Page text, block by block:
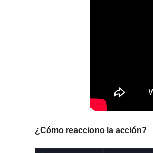
¿Cómo reacciono la acción?